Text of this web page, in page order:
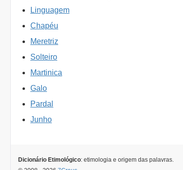
Linguagem
Chapéu
Meretriz
Solteiro
Martinica
Galo
Pardal
Junho
Dicionário Etimológico: etimologia e origem das palavras.